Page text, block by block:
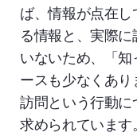
ば、情報が点在し
る情報と、実際
いないため、「
ースも少なくあり
訪問という行動
求められています。